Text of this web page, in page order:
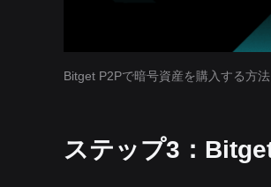
Bitget P2Pで暗号資産を購入する方法
ステップ3：